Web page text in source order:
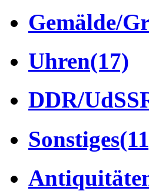
Gemälde/
Uhren(17)
DDR/
Sonstiges